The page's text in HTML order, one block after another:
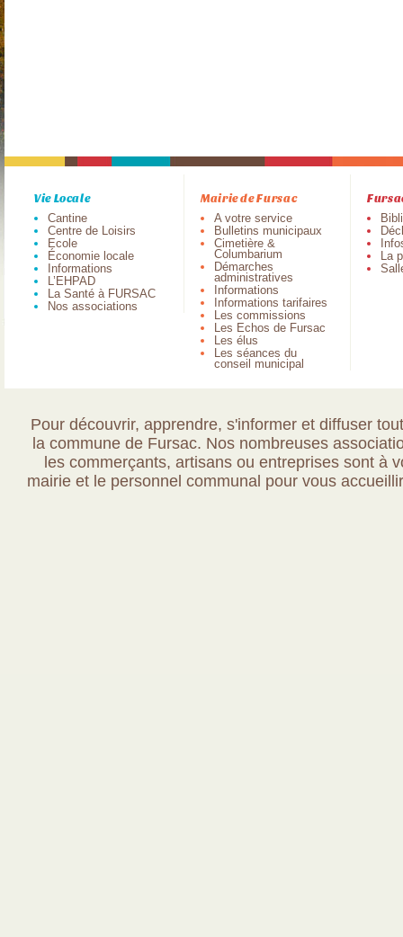
Vie Locale
Cantine
Centre de Loisirs
Ecole
Économie locale
Informations
L’EHPAD
La Santé à FURSAC
Nos associations
Mairie de Fursac
A votre service
Bulletins municipaux
Cimetière &
Columbarium
Démarches
administratives
Informations
Informations tarifaires
Les commissions
Les Echos de Fursac
Les élus
Les séances du
conseil municipal
La
Pour découvrir, apprendre, s'informer et diffuser
la commune de Fursac. Nos nombreuses
les commerçants, artisans ou entreprises sont à
mairie et le personnel communal pour vous